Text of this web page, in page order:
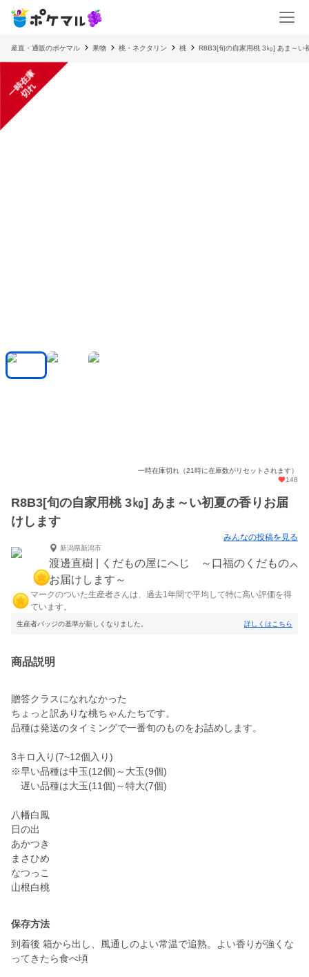
産直・通販のポケマル 果物 桃・ネクタリン 桃 R8B3[旬の自家用桃 3㎏] あま～い
一
時
在
庫
切
れ
一時在庫切れ（21時に在庫数がリセットされます）
148
R8B3[旬の自家用桃 3㎏] あま～い初夏の香りお届
けします
みんなの投稿を見る
新潟県新潟市
渡邊直樹 | くだもの屋にへじ ～口福のくだもの
お届けします～
マークのついた生産者さんは、過去1年間で平均して特に高い評価を得
ています。
生産者バッジの基準が新しくなりました。 詳しくはこちら
商品説明
贈答クラスになれなかった
ちょっと訳ありな桃ちゃんたちです。
品種は発送のタイミングで一番旬のものをお詰めします。
3キロ入り(7~12個入り)
※早い品種は中玉(12個)～大玉(9個)
遅い品種は大玉(11個)～特大(7個)
八幡白鳳
日の出
あかつき
まさひめ
なつっこ
山根白桃
保存方法
到着後 箱から出し、風通しのよい常温で追熟。よい香りが強くな
ってきたら食べ頃